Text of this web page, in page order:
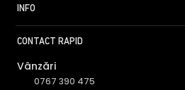
INFO
CONTACT RAPID
Vânzări
0767 390 475